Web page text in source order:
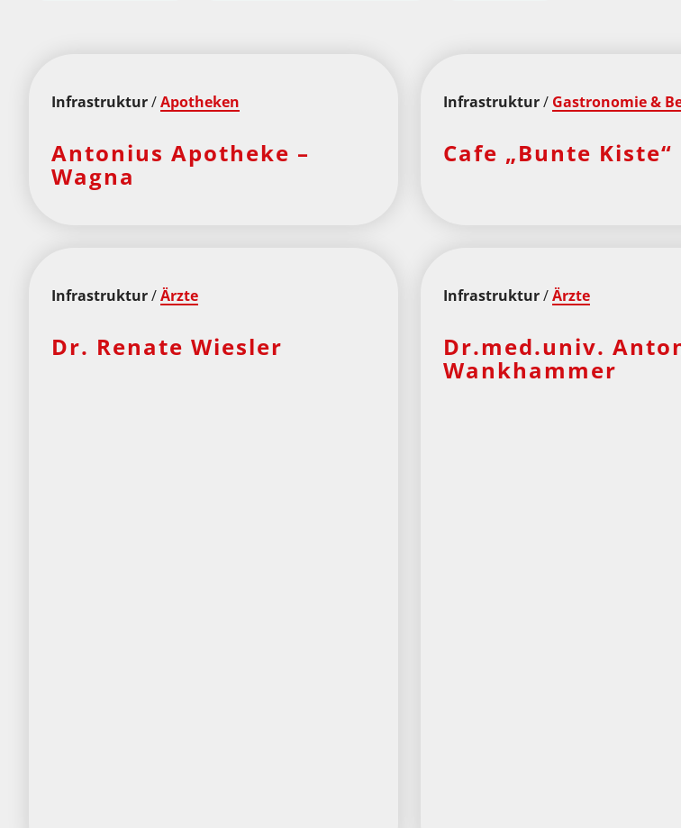
Infrastruktur/Apotheken
Antonius Apotheke –
Wagna
Infrastruktur/ Gastronomie &
Cafe „Bunte Kiste“
Infrastruktur/Ärzte
Dr. Renate Wiesler
Infrastruktur/Ärzte
Dr.med.univ.
Wankhammer